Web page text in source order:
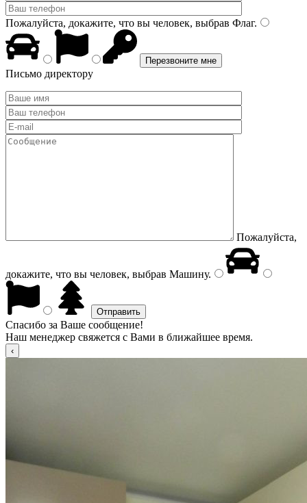
Пожалуйста, докажите, что вы человек, выбрав Флаг.
Письмо директору
Пожалуйста,
докажите, что вы человек, выбрав Машину.
Спасибо за Ваше сообщение!
Наш менеджер свяжется с Вами в ближайшее время.